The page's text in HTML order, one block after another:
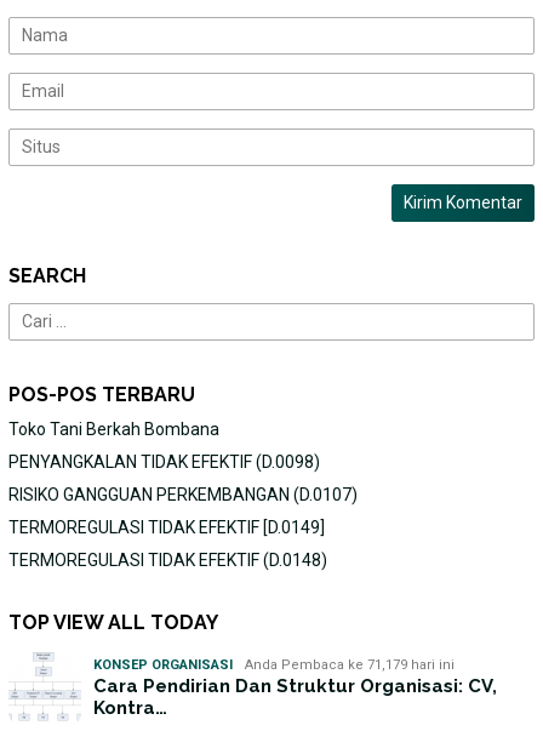
SEARCH
Cari
untuk:
POS-POS TERBARU
Toko Tani Berkah Bombana
PENYANGKALAN TIDAK EFEKTIF (D.0098)
RISIKO GANGGUAN PERKEMBANGAN (D.0107)
TERMOREGULASI TIDAK EFEKTIF [D.0149]
TERMOREGULASI TIDAK EFEKTIF (D.0148)
TOP VIEW ALL TODAY
KONSEP ORGANISASI Anda Pembaca ke 71,179 hari ini
Cara Pendirian Dan Struktur Organisasi: CV,
Kontra…